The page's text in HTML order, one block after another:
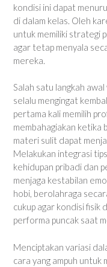
kondisi ini dapat
di dalam kelas. Oleh
untuk memiliki strategi
agar tetap menyala
mereka.
Salah satu langkah
selalu mengingat
pertama kali memilih
membahagiakan ketika
materi sulit dapat
Melakukan integrasi
kehidupan pribadi dan
menjaga kestabilan
hobi, berolahraga
cukup agar kondisi fisik
performa puncak saat
Menciptakan variasi
cara yang ampuh untuk